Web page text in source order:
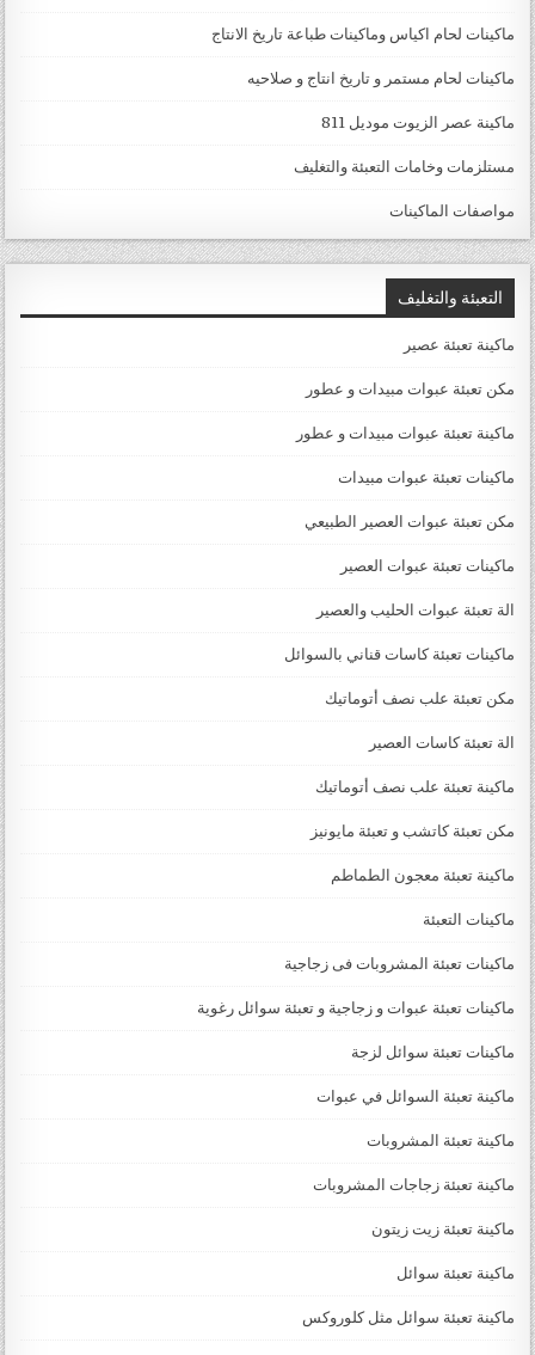
ماكينات لحام اكياس وماكينات طباعة تاريخ الانتاج
ماكينات لحام مستمر و تاريخ انتاج و صلاحيه
ماكينة عصر الزيوت موديل 811
مستلزمات وخامات التعبئة والتغليف
مواصفات الماكينات
التعبئة والتغليف
ماكينة تعبئة عصير
مكن تعبئة عبوات مبيدات و عطور
ماكينة تعبئة عبوات مبيدات و عطور
ماكينات تعبئة عبوات مبيدات
مكن تعبئة عبوات العصير الطبيعي
ماكينات تعبئة عبوات العصير
الة تعبئة عبوات الحليب والعصير
ماكينات تعبئة كاسات قناني بالسوائل
مكن تعبئة علب نصف أتوماتيك
الة تعبئة كاسات العصير
ماكينة تعبئة علب نصف أتوماتيك
مكن تعبئة كاتشب و تعبئة مايونيز
ماكينة تعبئة معجون الطماطم
ماكينات التعبئة
ماكينات تعبئة المشروبات فى زجاجية
ماكينات تعبئة عبوات و زجاجية و تعبئة سوائل رغوية
ماكينات تعبئة سوائل لزجة
‏‏‏ماكينة تعبئة السوائل في عبوات
ماكينة تعبئة المشروبات
ماكينة تعبئة زجاجات المشروبات
ماكينة تعبئة زيت زيتون
ماكينة تعبئة سوائل
ماكينة تعبئة سوائل مثل كلوروكس